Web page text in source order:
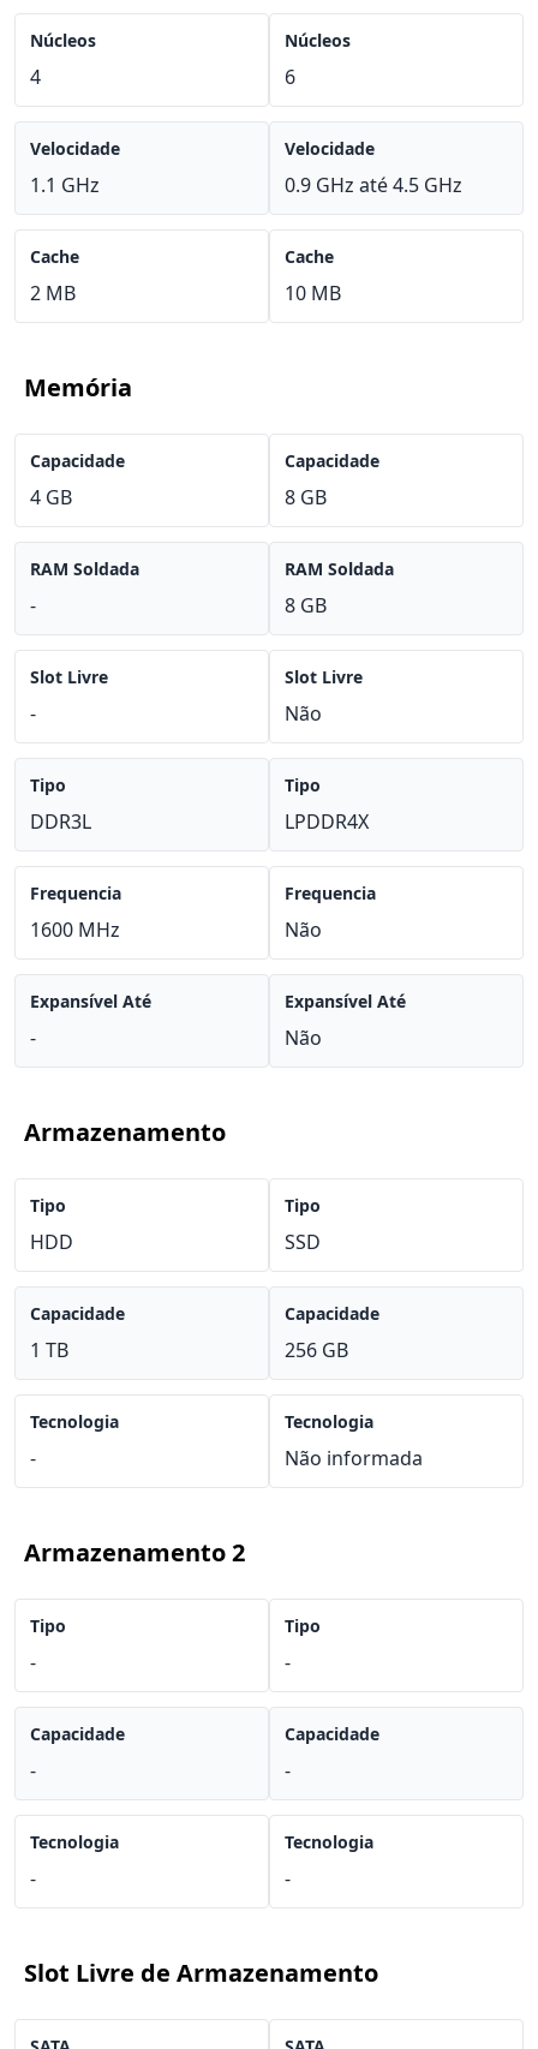
Núcleos
4
Velocidade
1.1 GHz
Cache
2 MB
Núcleos
6
Velocidade
0.9 GHz até 4.5 GHz
Cache
10 MB
Memória
Capacidade
4 GB
RAM Soldada
-
Slot Livre
-
Tipo
DDR3L
Frequencia
1600 MHz
Expansível Até
-
Capacidade
8 GB
RAM Soldada
8 GB
Slot Livre
Não
Tipo
LPDDR4X
Frequencia
Não
Expansível Até
Não
Armazenamento
Tipo
HDD
Capacidade
1 TB
Tecnologia
-
Tipo
SSD
Capacidade
256 GB
Tecnologia
Não informada
Armazenamento 2
Tipo
-
Capacidade
-
Tecnologia
-
Tipo
-
Capacidade
-
Tecnologia
-
Slot Livre de Armazenamento